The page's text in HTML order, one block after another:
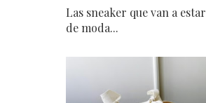
Las sneaker que van a estar
de moda...